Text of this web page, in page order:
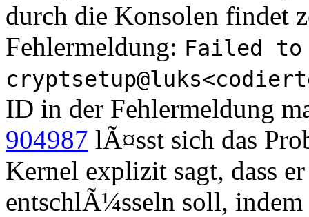
durch die Konsolen findet
Fehlermeldung: Failed to
ID in der Fehlermeldung
904987 lÃ¤sst sich das
Kernel explizit sagt, dass
entschlÃ¼sseln soll,